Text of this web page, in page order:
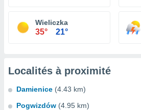
Wieliczka
35° 21°
Localités à proximité
Damienice (4.43 km)
Pogwizdów (4.95 km)